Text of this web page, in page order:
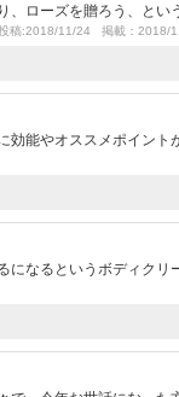
ローズを贈ろう、とい
投稿:2018/11/24 掲載：2018/
能やオススメポイント
なるというボディクリ